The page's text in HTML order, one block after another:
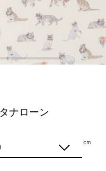
ナローン
cm